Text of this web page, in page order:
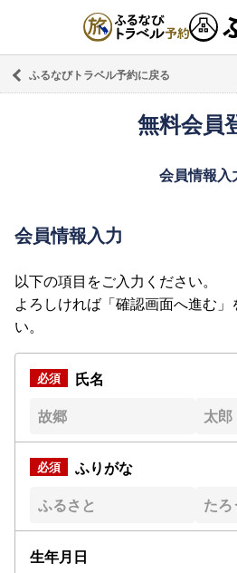
ふるなびトラベル予約に戻る
無料会員
会員情報入
会員情報入力
以下の項目をご入力ください。
よろしければ「確認画面へ進む」
い。
氏名
ふりがな
生年月日